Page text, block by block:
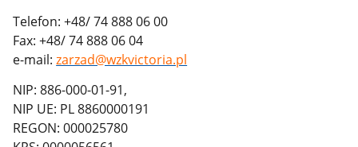
Telefon: +48/ 74 888 06 00
Fax: +48/ 74 888 06 04
e-mail:zarzad@wzkvictoria.pl
NIP: 886-000-01-91,
NIP UE: PL 8860000191
REGON: 000025780